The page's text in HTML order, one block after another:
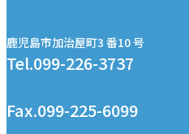
鹿児島市加治屋町3 番10 号
Tel.099-226-3737
Fax.099-225-6099